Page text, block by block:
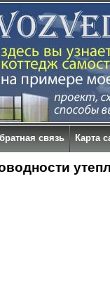
связь Карта